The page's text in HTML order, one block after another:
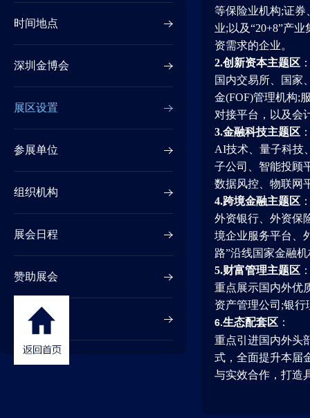
时间地点
深圳金博会
展区设置
参展单位
组织机构
展会日程
赞助展会
赞助论坛
等保险业机构;证券
业;以及“20+8”产
资需求的企业。
2.创新资本主题区
国内交易所、国家
金(FOF)管理机构;
对接平台，以及会
3.金融科技主题区
AI技术、量子科技
子公司、智能投顾
数据风控、物联网
4.跨境金融主题区
外资银行、外资保
境企业服务平台、
路”沿线国家金融
5.财富管理主题区
重点展示国内外优
资产管理公司;银
6.生态配套区 ：
重点引进国内外头
式，全面提升本届
与实效合作，打造